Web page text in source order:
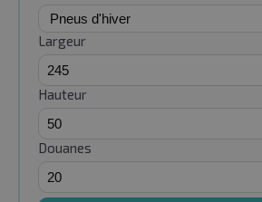
Largeur
Hauteur
Douanes